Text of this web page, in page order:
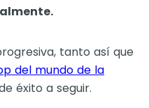
tanto así que
del mundo de la
éxito a seguir.